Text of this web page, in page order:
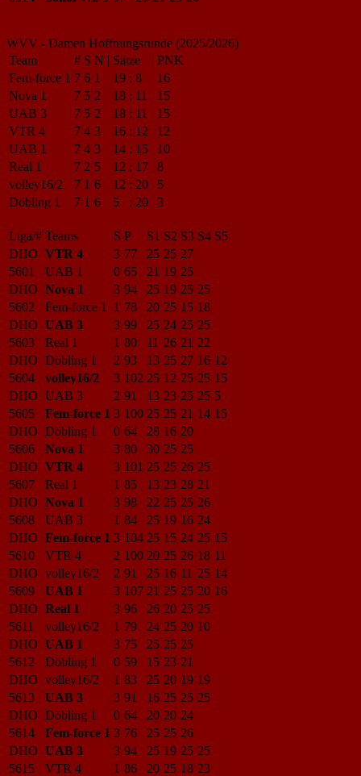
WVV - Damen Hoffnungsrunde (2025/2026)
Team
# S N | Sätze | PNK
Fem-force 1 7 6 1 19 : 8
16
Nova 1
7 5 2 18 : 11
15
UAB 3
7 5 2 18 : 11
15
VTR 4
7 4 3 16 : 12
12
UAB 1
7 4 3 14 : 15
10
Real 1
7 2 5 12 : 17
8
volley16/2
7 1 6 12 : 20
5
Döbling 1
7 1 6 5 : 20 3
Liga/# Teams S P S1 S2 S3 S4 S5
DHO VTR 4 3 77 25 25 27
5601
UAB 1 0 65 21 19 25
DHO Nova 1 3 94 25 19 25 25
5602
Fem-force 1 1 78 20 25 15 18
DHO UAB 3 3 99 25 24 25 25
5603
Real 1 1 80 11 26 21 22
DHO Döbling 1 2 93 13 25 27 16 12
5604
volley16/2 3 102 25 12 25 25 15
DHO UAB 3 2 91 13 23 25 25 5
5605
Fem-force 1 3 100 25 25 21 14 15
DHO Döbling 1 0 64 28 16 20
5606
Nova 1 3 80 30 25 25
DHO VTR 4 3 101 25 25 26 25
5607
Real 1 1 85 13 23 28 21
DHO Nova 1 3 98 22 25 25 26
5608
UAB 3 1 84 25 19 16 24
DHO Fem-force 1 3 104 25 15 24 25 15
5610
VTR 4 2 100 20 25 26 18 11
DHO volley16/2 2 91 25 16 11 25 14
5609
UAB 1 3 107 21 25 25 20 16
DHO Real 1 3 96 26 20 25 25
5611
volley16/2 1 79 24 25 20 10
DHO UAB 1 3 75 25 25 25
5612
Döbling 1 0 59 15 23 21
DHO volley16/2 1 83 25 20 19 19
5613
UAB 3 3 91 16 25 25 25
DHO Döbling 1 0 64 20 20 24
5614
Fem-force 1 3 76 25 25 26
DHO UAB 3 3 94 25 19 25 25
5615
VTR 4 1 86 20 25 18 23